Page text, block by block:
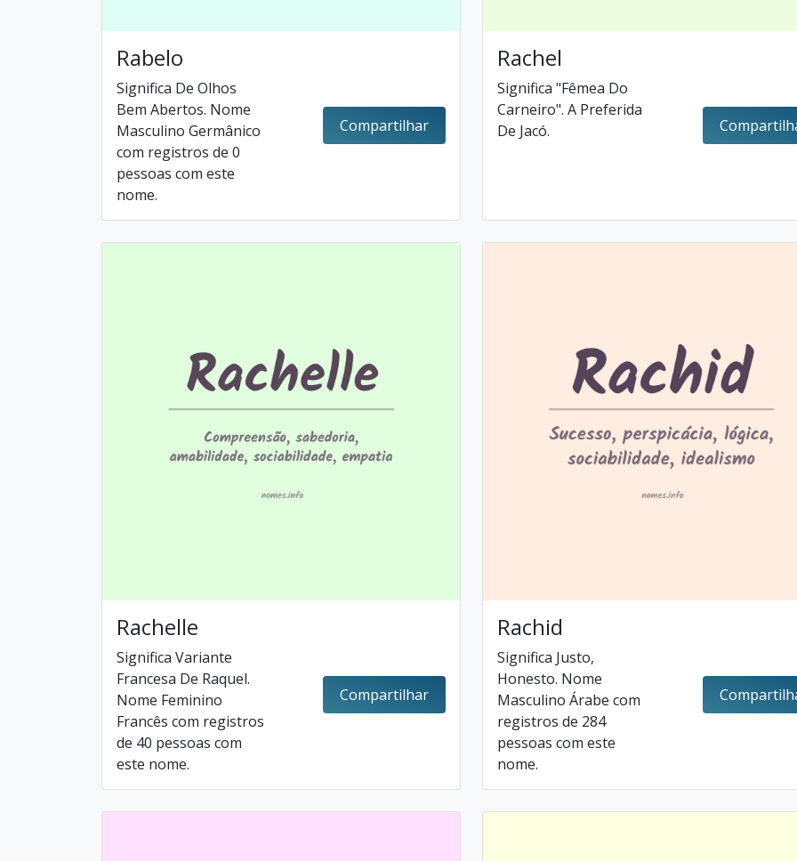
Rabelo
Significa De Olhos
Bem Abertos. Nome
Masculino Germânico
com registros de 0
pessoas com este
nome.
Compartilhar
Rachel
Significa "Fêmea Do
Carneiro". A Preferida
De Jacó.
Rachelle
Significa Variante
Francesa De Raquel.
Nome Feminino
Francês com registros
de 40 pessoas com
este nome.
Compartilhar
Rachid
Significa Justo,
Honesto. Nome
Masculino Árabe com
registros de 284
pessoas com este
nome.